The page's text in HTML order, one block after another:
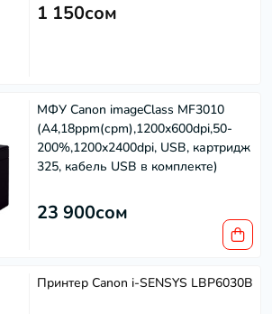
1 150сом
МФУ Canon imageClass MF3010
(A4,18ppm(cpm),1200x600dpi,50-
200%,1200x2400dpi, USB, картридж
325, кабель USB в комплекте)
23 900сом
Принтер Canon i-SENSYS LBP6030B